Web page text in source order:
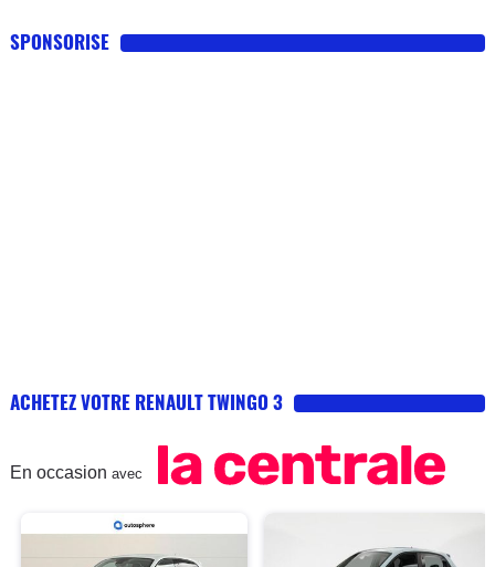
SPONSORISE
ACHETEZ VOTRE RENAULT TWINGO 3
En occasion avec